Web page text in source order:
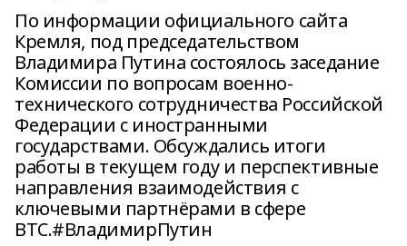
По информации официального сайта
Кремля, под председательством
Владимира Путина состоялось заседание
Комиссии по вопросам военно-
технического сотрудничества Российской
Федерации с иностранными
государствами. Обсуждались итоги
работы в текущем году и перспективные
направления взаимодействия с
ключевыми партнёрами в сфере
ВТС.#ВладимирПутин